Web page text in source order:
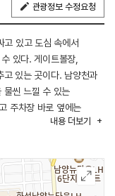
관광정보 수정요청
고 있고 도심 속에서
있다. 게이트볼장,
고 있는 곳이다. 남양천과
물씬 느낄 수 있는
주차장 바로 옆에는
하게 이용할 수 있다.
게이트볼장에는 커다란
. 인조잔디가 깔린
깔려있는 트랙을 만들어
내용 더보기